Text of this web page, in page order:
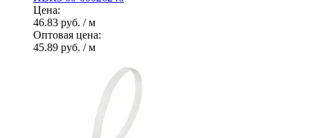
Цена:
46.83 руб. / м
Оптовая цена:
45.89 руб. / м